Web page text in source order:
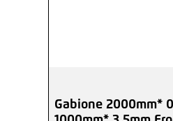
Gabione 2000mm*